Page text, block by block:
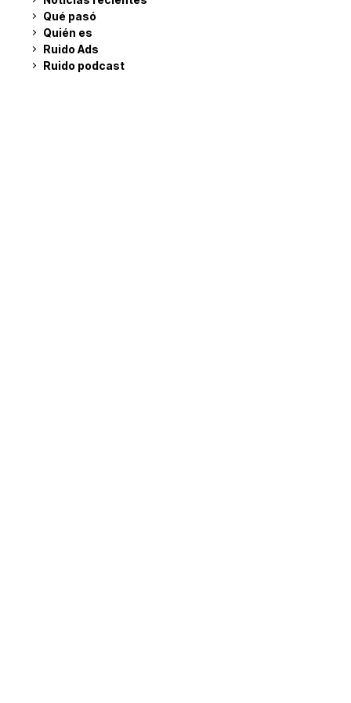
Qué pasó
Quién es
Ruido Ads
Ruido podcast